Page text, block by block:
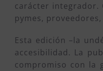
carácter integrador.
pymes,
Esta edición –la
accesibilidad. La
compromiso con la